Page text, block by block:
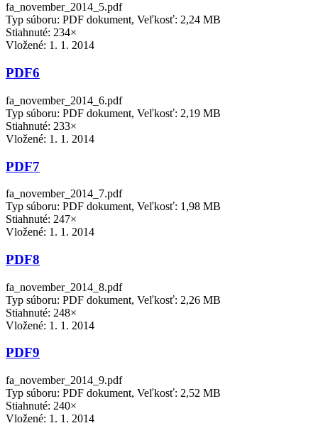
fa_november_2014_5.pdf
Typ súboru: PDF dokument, Veľkosť: 2,24 MB
Stiahnuté: 234×
Vložené: 1. 1. 2014
PDF6
fa_november_2014_6.pdf
Typ súboru: PDF dokument, Veľkosť: 2,19 MB
Stiahnuté: 233×
Vložené: 1. 1. 2014
PDF7
fa_november_2014_7.pdf
Typ súboru: PDF dokument, Veľkosť: 1,98 MB
Stiahnuté: 247×
Vložené: 1. 1. 2014
PDF8
fa_november_2014_8.pdf
Typ súboru: PDF dokument, Veľkosť: 2,26 MB
Stiahnuté: 248×
Vložené: 1. 1. 2014
PDF9
fa_november_2014_9.pdf
Typ súboru: PDF dokument, Veľkosť: 2,52 MB
Stiahnuté: 240×
Vložené: 1. 1. 2014